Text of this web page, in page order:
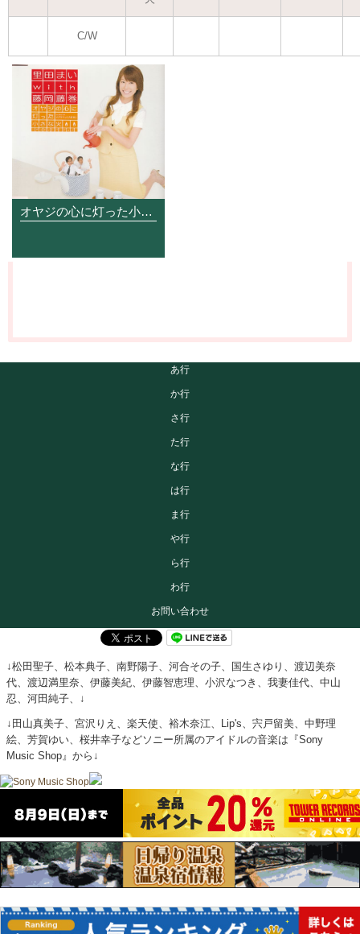
C/W
オヤジの心に灯った小さな火
あ行
か行
さ行
た行
な行
は行
ま行
や行
ら行
わ行
お問い合わせ
↓松田聖子、松本典子、南野陽子、河合その子、国生さゆり、渡辺美奈
代、渡辺満里奈、伊藤美紀、伊藤智恵理、小沢なつき、我妻佳代、中山
忍、河田純子、↓
↓田山真美子、宮沢りえ、楽天使、裕木奈江、Lip's、宍戸留美、中野理
絵、芳賀ゆい、桜井幸子などソニー所属のアイドルの音楽は『Sony
Music Shop』から↓